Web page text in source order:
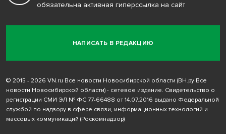
НАПИСАТЬ В РЕДАКЦИЮ
обязательна активная гиперссылка на сайт
© 2015 - 2026 VN.ru Все новости Новосибирской области (ВН.ру Все
новости Новосибирской области) - сетевое издание. Свидетельство о
регистрации СМИ ЭЛ № ФС 77-66488 от 14.07.2016 выдано Федеральной
службой по надзору в сфере связи, информационных технологий и
массовых коммуникаций (Роскомнадзор)